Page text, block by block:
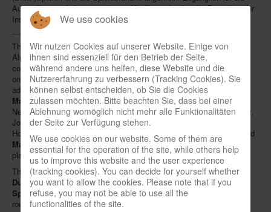
Ausstellung täglich von 10 bis 16 Uhr kostenlos für alle Besucher der
Insel Mainau.(th)
_____
The
Pegasus Spiele Gaming Daysare running until December 17:
Almost 200 game stores and clubs in Germany and other European
countries are inviting players to try out three new family games and
one expert game free of charge and without having to register in
advance (titles may vary depending on language).Pan's Island
Marc Paquien brings two to five players ages eight and over to
Neverland to take on the roles of Peter Pan, Tinker Bell, Wendy, Lily,
John and Michael and find the "lost children" kidnapped by Captain
Hook. Using visions, a ghost in
Ghost Writer byMary Flanagan
and
Max Seidmanntries to convey a secret word letter by letter to
players guessing in teams.
The card game Prey Another Day byBrett J. GilbertandMatthew
Dunstan , which Pegasus distributes exclusively for Edition
Spielwiese, turns players into forest animals on the hunt: In each
round, they must secretly decide which of the animals (bear, wolf,
We use cookies
Wir nutzen Cookies auf unserer Website. Einige von
ihnen sind essenziell für den Betrieb der Seite,
während andere uns helfen, diese Website und die
Nutzererfahrung zu verbessern (Tracking Cookies). Sie
können selbst entscheiden, ob Sie die Cookies
zulassen möchten. Bitte beachten Sie, dass bei einer
Ablehnung womöglich nicht mehr alle Funktionalitäten
der Seite zur Verfügung stehen.
We use cookies on our website. Some of them are
essential for the operation of the site, while others help
us to improve this website and the user experience
(tracking cookies). You can decide for yourself whether
you want to allow the cookies. Please note that if you
refuse, you may not be able to use all the
functionalities of the site.